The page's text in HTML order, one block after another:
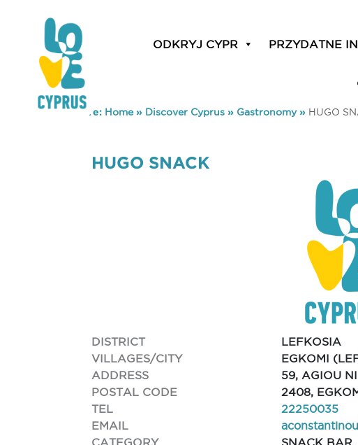
ODKRYJ CYPR PRZYDATNE
You are here: Home» Discover Cyprus » Gastronomy» HUGO
HUGO SNACK
DISTRICT
LEFKOSIA
VILLAGES/CITY
EGKOMI
ADDRESS
59, AGIOU
POSTAL CODE
2408,
TEL
22250035
EMAIL
CATEGORY
SNACK BAR